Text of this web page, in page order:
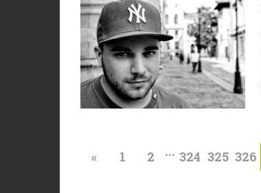
« 1 2 ... 324 325 326